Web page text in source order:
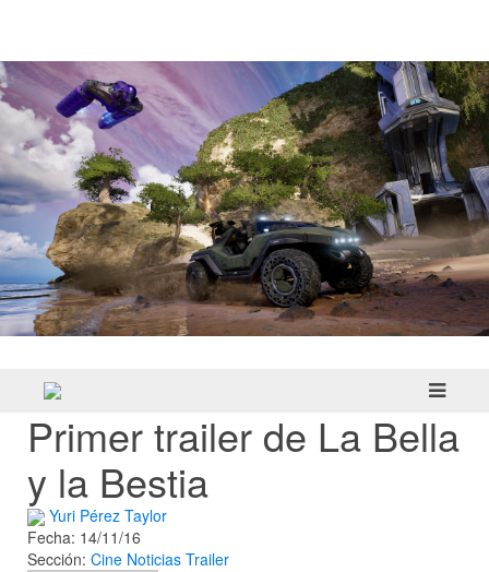
Primer trailer de La Bella
y la Bestia
Yuri Pérez Taylor
Fecha: 14/11/16
Sección: Cine Noticias Trailer